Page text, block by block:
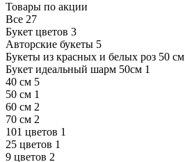
Товары по акции
Все 27
Букет цветов 3
Авторские букеты 5
Букеты из красных и белых роз 50 см
Букет идеальный шарм 50см 1
40 см 5
50 см 1
60 см 2
70 см 2
101 цветов 1
25 цветов 1
9 цветов 2